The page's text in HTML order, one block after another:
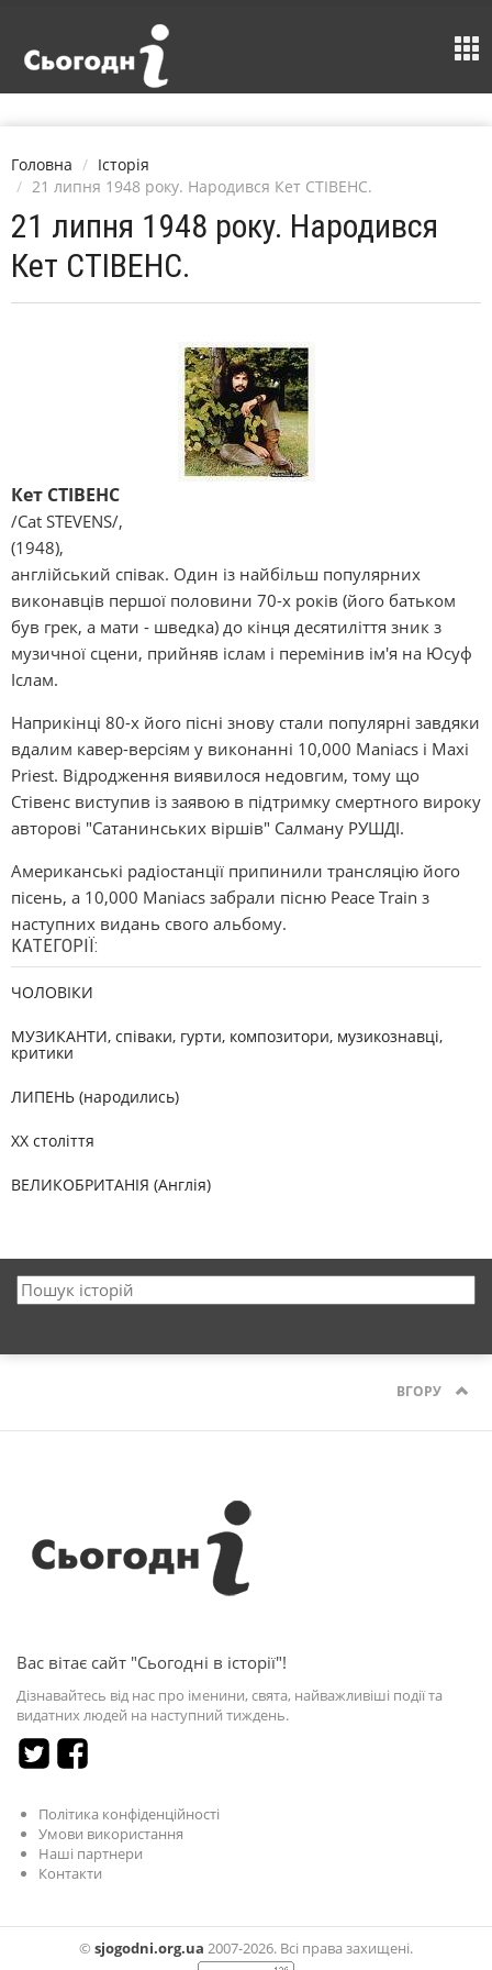
Головна
Історія
21 липня 1948 року. Народився Кет СТІВЕНС.
21 липня 1948 року. Народився
Кет СТІВЕНС.
Кет СТІВЕНС
/Cat STEVENS/,
(1948),
англійський співак. Один із найбільш популярних
виконавців першої половини 70-х років (його батьком
був грек, а мати - шведка) до кінця десятиліття зник з
музичної сцени, прийняв іслам і перемінив ім'я на Юсуф
Іслам.
Наприкінці 80-х його пісні знову стали популярні завдяки
вдалим кавер-версіям у виконанні 10,000 Manіacs і Maxі
Prіest. Відродження виявилося недовгим, тому що
Стівенс виступив із заявою в підтримку смертного вироку
авторові "Сатанинських віршів" Салману РУШДІ.
Американські радіостанції припинили трансляцію його
пісень, а 10,000 Manіacs забрали пісню Peace Traіn з
наступних видань свого альбому.
КАТЕГОРІЇ:
ЧОЛОВІКИ
МУЗИКАНТИ, співаки, гурти, композитори, музикознавці,
критики
ЛИПЕНЬ (народились)
XX століття
ВЕЛИКОБРИТАНІЯ (Англія)
ВГОРУ
Вас вітає сайт "Сьогодні в історії"!
Дізнавайтесь від нас про іменини, свята, найважливіші події та
видатних людей на наступний тиждень.
Політика конфіденційності
Умови використання
Наші партнери
Контакти
© sjogodni.org.ua 2007-2026. Всі права захищені.